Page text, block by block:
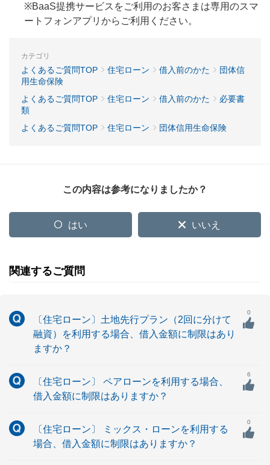
※BaaS提携サービスをご利用のお客さまは専用のスマ
ートフォンアプリからご利用ください。
カテゴリ
よくあるご質問TOP 住宅ローン 借入前のかた
団体信
用生命保険
よくあるご質問TOP
住宅ローン 借入前のかた
必要書
類
よくあるご質問TOP
住宅ローン 団体信用生命保険
この内容は参考になりましたか？
はい いいえ
関連するご質問
〔住宅ローン〕土地先行プラン（2回に分けて
融資）を利用する場合、借入金額に制限はあり
ますか？
0
〔住宅ローン〕 ペアローンを利用する場合、
借入金額に制限はありますか？
6
〔住宅ローン〕 ミックス・ローンを利用する
場合、借入金額に制限はありますか？
0